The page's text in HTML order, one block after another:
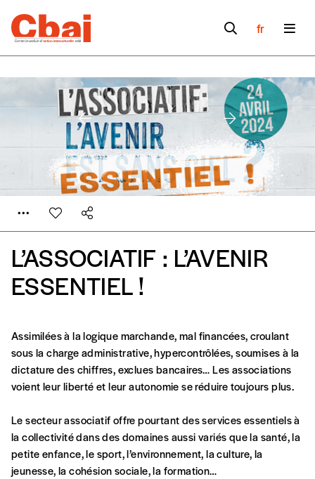
fr
L’ASSOCIATIF : L’AVENIR
ESSENTIEL !
Se connecter
Formulaire de
commande
A partir de 2021,Imag, le magazine de
Assimilées à la logique marchande, mal financées, croulant
sous la charge administrative, hypercontrôlées, soumises à la
dictature des chiffres, exclues bancaires… Les associations
voient leur liberté et leur autonomie se réduire toujours plus.
Le secteur associatif offre pourtant des services essentiels à
la collectivité dans des domaines aussi variés que la santé, la
petite enfance, le sport, l’environnement, la culture, la
jeunesse, la cohésion sociale, la formation…